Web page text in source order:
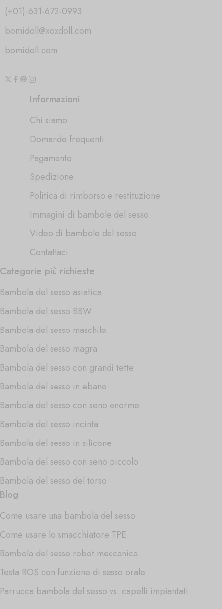
(+01)-631-672-0993
bomidoll@xoxdoll.com
bomidoll.com
Informazioni
Chi siamo
Domande frequenti
Pagamento
Spedizione
Politica di rimborso e restituzione
Immagini di bambole del sesso
Video di bambole del sesso
Contattaci
Categorie più richieste
Bambola del sesso asiatica
Bambola del sesso BBW
Bambola del sesso maschile
Bambola del sesso magra
Bambola del sesso con grandi tette
Bambola del sesso in ebano
Bambola del sesso con seno enorme
Bambola del sesso incinta
Bambola del sesso in silicone
Bambola del sesso con seno piccolo
Bambola del sesso del torso
Blog
Come usare una bambola del sesso
Come usare lo smacchiatore TPE
Bambola del sesso robot meccanica
Testa ROS con funzione di sesso orale
Parrucca bambola del sesso vs. capelli impiantati